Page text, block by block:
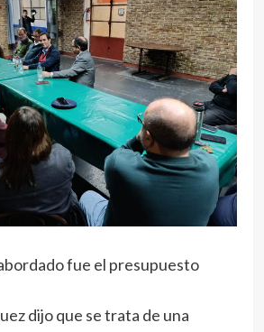
fue el presupuesto
dijo que se trata de una